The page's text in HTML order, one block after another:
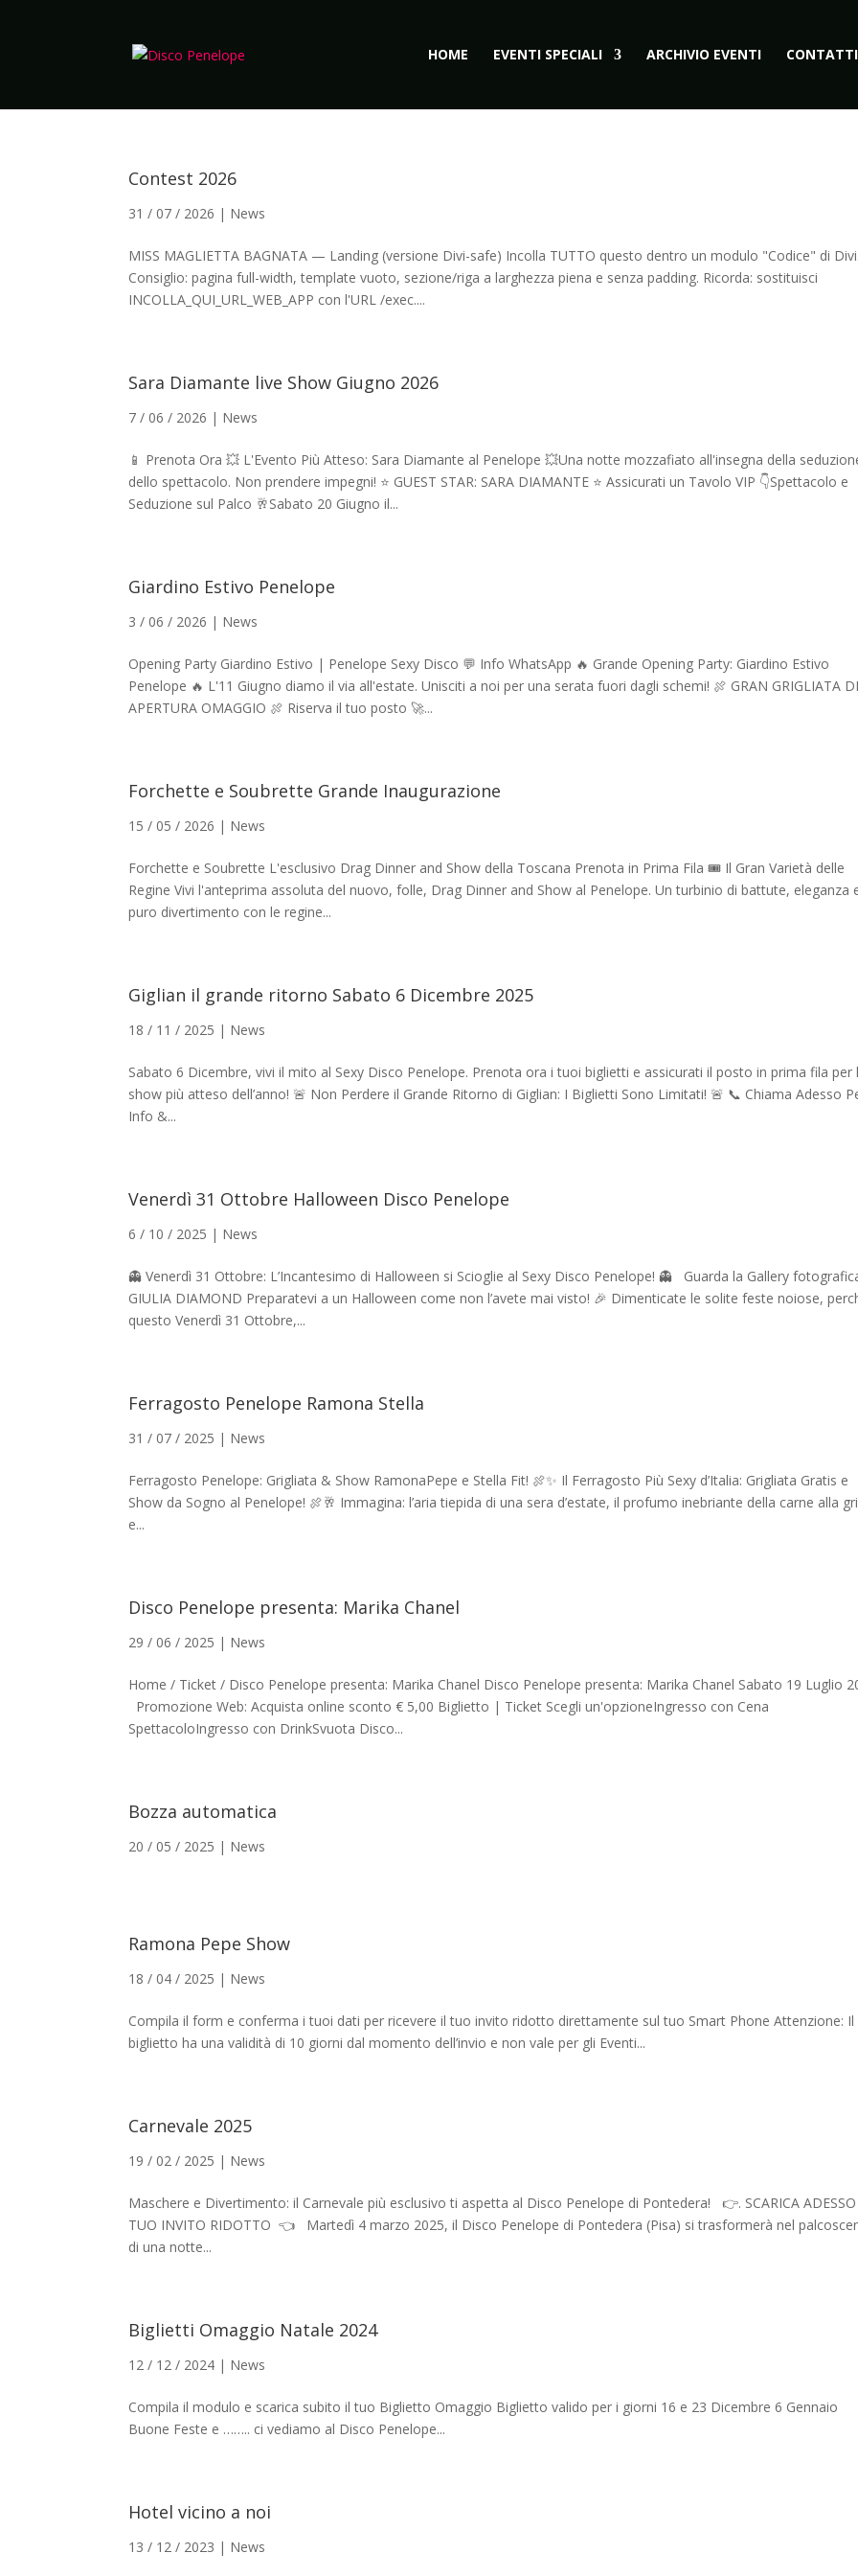
HOME EVENTI SPECIALI ARCHIVIO EVENTI CONTATTI
Contest 2026
31 / 07 / 2026 | News
MISS MAGLIETTA BAGNATA — Landing (versione Divi-safe) Incolla TUTTO questo dentro un modulo "Codice" di Divi.
Consiglio: pagina full-width, template vuoto, sezione/riga a larghezza piena e senza padding. Ricorda: sostituisci
INCOLLA_QUI_URL_WEB_APP con l'URL /exec....
Sara Diamante live Show Giugno 2026
7 / 06 / 2026 | News
📱 Prenota Ora 💥 L'Evento Più Atteso: Sara Diamante al Penelope 💥Una notte mozzafiato all'insegna della
dello spettacolo. Non prendere impegni! ⭐ GUEST STAR: SARA DIAMANTE ⭐ Assicurati un Tavolo VIP 👇Spettacolo e
Seduzione sul Palco 🥂Sabato 20 Giugno il...
Giardino Estivo Penelope
3 / 06 / 2026 | News
Opening Party Giardino Estivo | Penelope Sexy Disco 💬 Info WhatsApp 🔥 Grande Opening Party: Giardino Estivo
Penelope 🔥 L'11 Giugno diamo il via all'estate. Unisciti a noi per una serata fuori dagli schemi! 🍖 GRAN GRIGLIATA DI
APERTURA OMAGGIO 🍖 Riserva il tuo posto 🚀...
Forchette e Soubrette Grande Inaugurazione
15 / 05 / 2026 | News
Forchette e Soubrette L'esclusivo Drag Dinner and Show della Toscana Prenota in Prima Fila 🎟️ Il Gran Varietà delle
Regine Vivi l'anteprima assoluta del nuovo, folle, Drag Dinner and Show al Penelope. Un turbinio di battute, eleganza
puro divertimento con le regine...
Giglian il grande ritorno Sabato 6 Dicembre 2025
18 / 11 / 2025 | News
Sabato 6 Dicembre, vivi il mito al Sexy Disco Penelope. Prenota ora i tuoi biglietti e assicurati il posto in prima fila per
show più atteso dell’anno! 🚨 Non Perdere il Grande Ritorno di Giglian: I Biglietti Sono Limitati! 🚨 📞 Chiama Adesso
Info &...
Venerdì 31 Ottobre Halloween Disco Penelope
6 / 10 / 2025 | News
👻 Venerdì 31 Ottobre: L’Incantesimo di Halloween si Scioglie al Sexy Disco Penelope! 👻 Guarda la Gallery
GIULIA DIAMOND Preparatevi a un Halloween come non l’avete mai visto! 🎉 Dimenticate le solite feste noiose,
questo Venerdì 31 Ottobre,...
Ferragosto Penelope Ramona Stella
31 / 07 / 2025 | News
Ferragosto Penelope: Grigliata & Show RamonaPepe e Stella Fit! 🍖✨ Il Ferragosto Più Sexy d’Italia: Grigliata Gratis e
Show da Sogno al Penelope! 🍖🥂 Immagina: l’aria tiepida di una sera d’estate, il profumo inebriante della carne alla
e...
Disco Penelope presenta: Marika Chanel
29 / 06 / 2025 | News
Home / Ticket / Disco Penelope presenta: Marika Chanel Disco Penelope presenta: Marika Chanel Sabato 19 Luglio
Promozione Web: Acquista online sconto € 5,00 Biglietto | Ticket Scegli un'opzioneIngresso con Cena
SpettacoloIngresso con DrinkSvuota Disco...
Bozza automatica
20 / 05 / 2025 | News
Ramona Pepe Show
18 / 04 / 2025 | News
Compila il form e conferma i tuoi dati per ricevere il tuo invito ridotto direttamente sul tuo Smart Phone Attenzione: Il
biglietto ha una validità di 10 giorni dal momento dell’invio e non vale per gli Eventi...
Carnevale 2025
19 / 02 / 2025 | News
Maschere e Divertimento: il Carnevale più esclusivo ti aspetta al Disco Penelope di Pontedera! 👉. SCARICA
TUO INVITO RIDOTTO 👈 Martedì 4 marzo 2025, il Disco Penelope di Pontedera (Pisa) si trasformerà nel
di una notte...
Biglietti Omaggio Natale 2024
12 / 12 / 2024 | News
Compila il modulo e scarica subito il tuo Biglietto Omaggio Biglietto valido per i giorni 16 e 23 Dicembre 6 Gennaio
Buone Feste e …….. ci vediamo al Disco Penelope...
Hotel vicino a noi
13 / 12 / 2023 | News